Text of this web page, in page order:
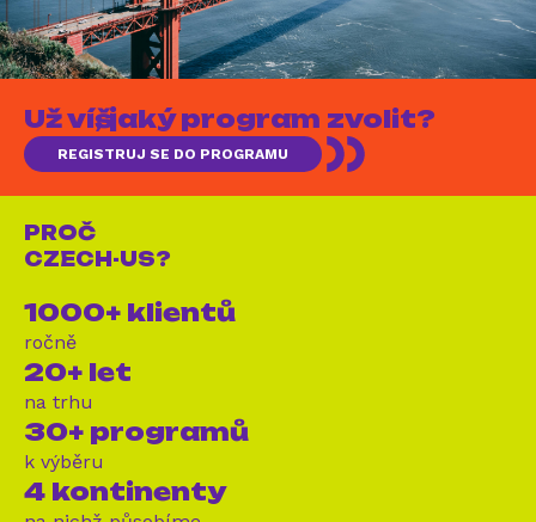
Už víš, jaký program zvolit?
REGISTRUJ SE DO PROGRAMU
PROČ
CZECH-US?
1000+ klientů
ročně
20+ let
na trhu
30+ programů
k výběru
4 kontinenty